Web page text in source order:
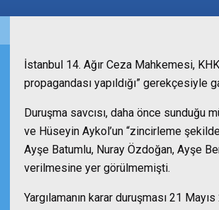
İstanbul 14. Ağır Ceza Mahkemesi,
propagandası yapıldığı” gerekçesiyle
Duruşma savcısı, daha önce sunduğu
ve Hüseyin Aykol’un “zincirleme
Ayşe Batumlu, Nuray Özdoğan, Ayşe
verilmesine yer görülmemişti.
Yargılamanın karar duruşması 21